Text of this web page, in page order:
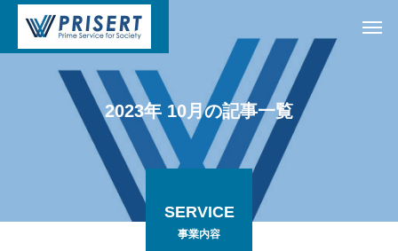
2023年 10月の記事一覧
SERVICE
事業内容